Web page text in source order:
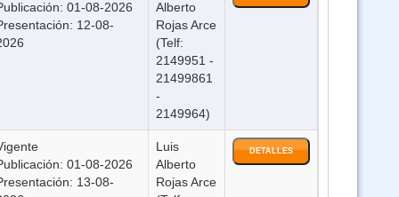
Curso Ley 1152 Sistema Unico de Salud (Virtual 24/7)
Curso Sistema de Gestión Pública SIGEP WEB (Virtual 24/7)
Curso Prevención de la Violencia ON LINE (Virtual 24/7)
01-08-2026
12-08-
Alberto
Rojas Arce
(Telf:
2149951 -
21499861
-
2149964)
01-08-2026
13-08-
Luis
Alberto
Rojas Arce
DETALLES